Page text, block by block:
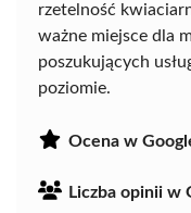
rzetelność
ważne miejsce dla
poszukujących
poziomie.
Ocena w
Liczba opinii w